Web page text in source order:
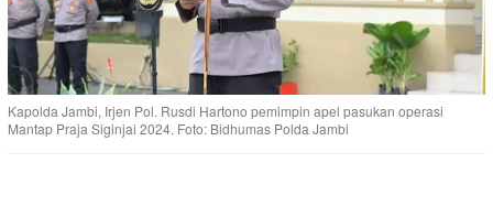
Kapolda Jambi, Irjen Pol. Rusdi Hartono pemimpin apel pasukan operasi
Mantap Praja Siginjai 2024. Foto: Bidhumas Polda Jambi